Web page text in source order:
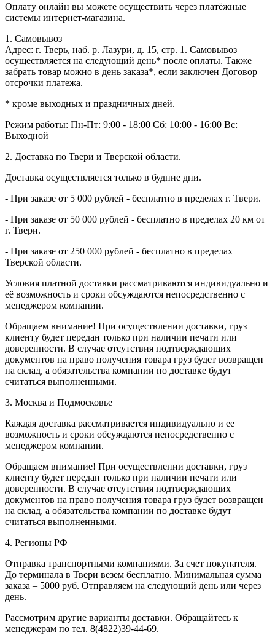
Оплату онлайн вы можете осуществить через платёжные
системы интернет-магазина.
1. Самовывоз
Адрес: г. Тверь, наб. р. Лазури, д. 15, стр. 1. Самовывоз
осуществляется на следующий день* после оплаты. Также
забрать товар можно в день заказа*, если заключен Договор
отсрочки платежа.
* кроме выходных и праздничных дней.
Режим работы: Пн-Пт: 9:00 - 18:00 Сб: 10:00 - 16:00 Вс:
Выходной
2. Доставка по Твери и Тверской области.
Доставка осуществляется только в будние дни.
- При заказе от 5 000 рублей - бесплатно в пределах г. Твери.
- При заказе от 50 000 рублей - бесплатно в пределах 20 км от
г. Твери.
- При заказе от 250 000 рублей - бесплатно в пределах
Тверской области.
Условия платной доставки рассматриваются индивидуально и
её возможность и сроки обсуждаются непосредственно с
менеджером компании.
Обращаем внимание! При осуществлении доставки, груз
клиенту будет передан только при наличии печати или
доверенности. В случае отсутствия подтверждающих
документов на право получения товара груз будет возвращен
на склад, а обязательства компании по доставке будут
считаться выполненными.
3. Москва и Подмосковье
Каждая доставка рассматривается индивидуально и ее
возможность и сроки обсуждаются непосредственно с
менеджером компании.
Обращаем внимание! При осуществлении доставки, груз
клиенту будет передан только при наличии печати или
доверенности. В случае отсутствия подтверждающих
документов на право получения товара груз будет возвращен
на склад, а обязательства компании по доставке будут
считаться выполненными.
4. Регионы РФ
Отправка транспортными компаниями. За счет покупателя.
До терминала в Твери везем бесплатно. Минимальная сумма
заказа – 5000 руб. Отправляем на следующий день или через
день.
Рассмотрим другие варианты доставки. Обращайтесь к
менеджерам по тел. 8(4822)39-44-69.